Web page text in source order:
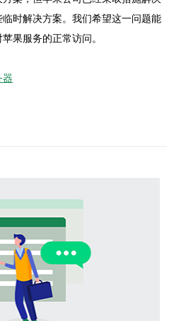
时解决方案。我们希望这一问题能
果服务的正常访问。
器